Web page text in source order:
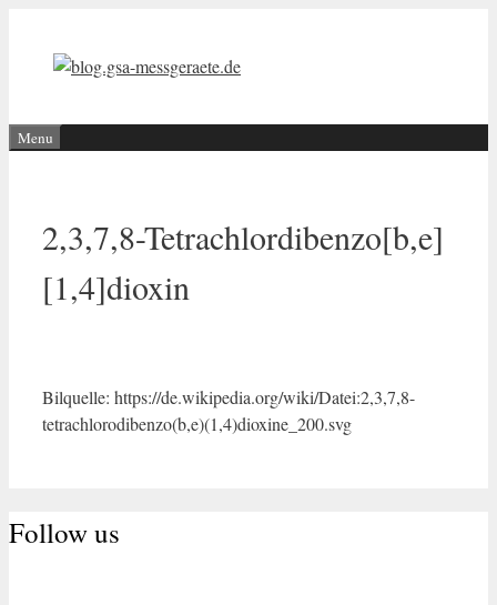
contenu
Menu
2,3,7,8-Tetrachlordibenzo[b,e]
[1,4]dioxin
Bilquelle: https://de.wikipedia.org/wiki/Datei:2,3,7,8-
tetrachlorodibenzo(b,e)(1,4)dioxine_200.svg
Follow us